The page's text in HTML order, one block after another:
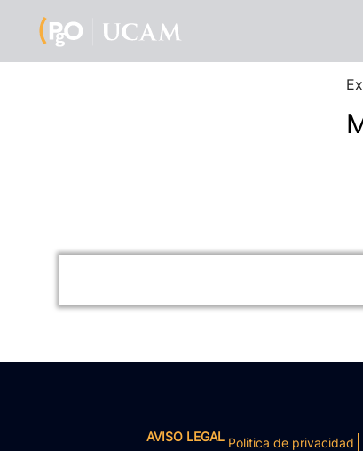
AVISO LEGALPolitica de privacidad